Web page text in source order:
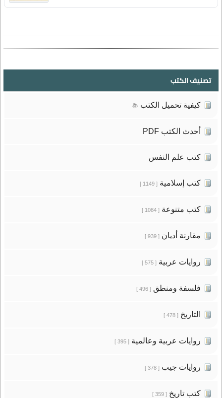
تصنيف الكتب
كيفية تحميل الكتب 📚
أحدث الكتب PDF
كتب علم النفس
كتب إسلامية[ 1149 ]
كتب متنوعة[ 1084 ]
مقارنة أديان[ 939 ]
روايات عربية[ 575 ]
فلسفة ومنطق[ 496 ]
التاريخ[ 478 ]
روايات عربية وعالمية[ 395 ]
روايات جيب[ 378 ]
كتب تاريخ[ 359 ]